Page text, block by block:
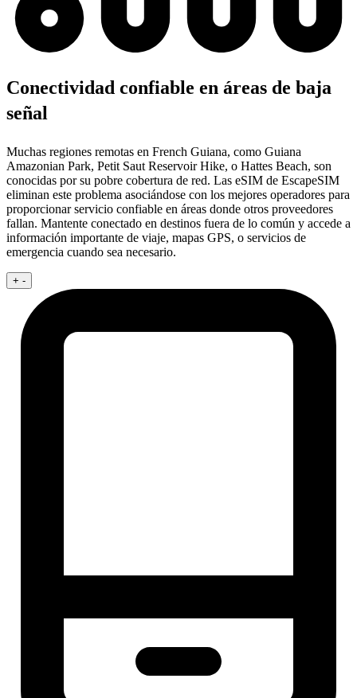
Conectividad confiable en áreas de baja
señal
Muchas regiones remotas en French Guiana, como Guiana
Amazonian Park, Petit Saut Reservoir Hike, o Hattes Beach, son
conocidas por su pobre cobertura de red. Las eSIM de EscapeSIM
eliminan este problema asociándose con los mejores operadores para
proporcionar servicio confiable en áreas donde otros proveedores
fallan. Mantente conectado en destinos fuera de lo común y accede a
información importante de viaje, mapas GPS, o servicios de
emergencia cuando sea necesario.
+ -